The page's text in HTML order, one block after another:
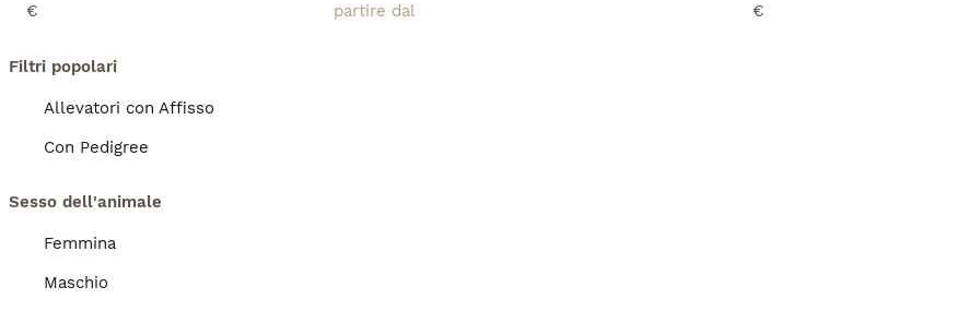
€
€
Filtri popolari
Allevatori con Affisso
Con Pedigree
Sesso dell'animale
Femmina
Maschio